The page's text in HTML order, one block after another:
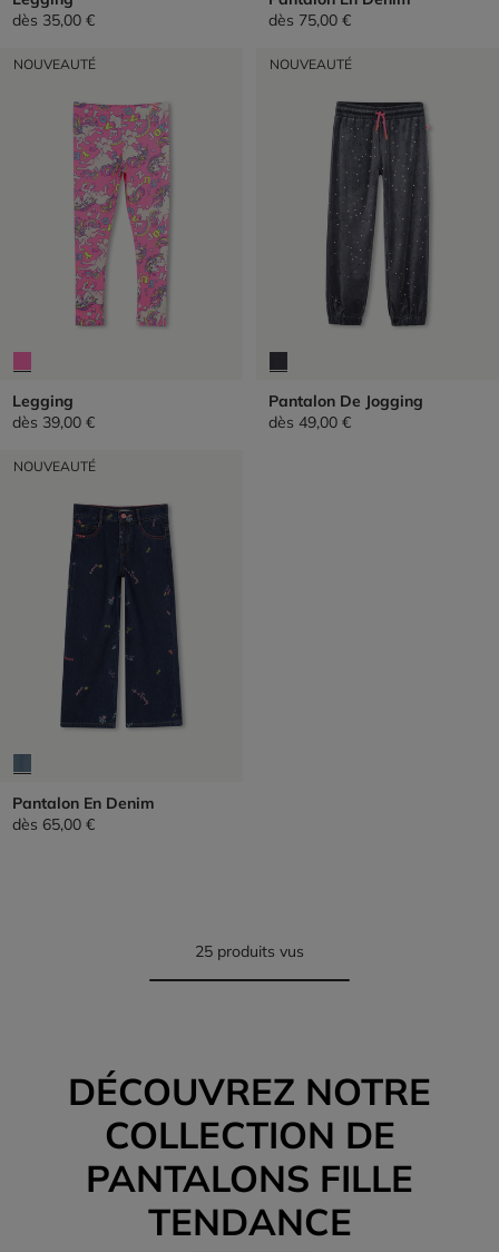
dès 35,00 €
dès 75,00 €
NOUVEAUTÉ
Legging
dès 39,00 €
NOUVEAUTÉ
Pantalon De Jogging
dès 49,00 €
NOUVEAUTÉ
Pantalon En Denim
dès 65,00 €
25 produits vus
DÉCOUVREZ NOTRE
COLLECTION DE
PANTALONS FILLE
TENDANCE